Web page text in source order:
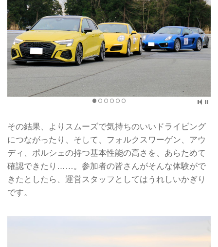
その結果、よりスムーズで気持ちのいいドライビング
につながったり、そして、フォルクスワーゲン、アウ
ディ、ポルシェの持つ基本性能の高さを、あらためて
確認できたり……。参加者の皆さんがそんな体験がで
きたとしたら、運営スタッフとしてはうれしいかぎり
です。